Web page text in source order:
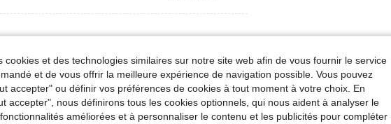
cookies et des technologies similaires sur notre site web afin de vous fournir le service
et de vous offrir la meilleure expérience de navigation possible. Vous pouvez
accepter" ou définir vos préférences de cookies à tout moment à votre choix. En
accepter", nous définirons tous les cookies optionnels, qui nous aident à analyser le
améliorées et à personnaliser le contenu et les publicités pour compléter